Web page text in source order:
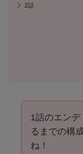
2話
1話のエン
るまでの構
ね！